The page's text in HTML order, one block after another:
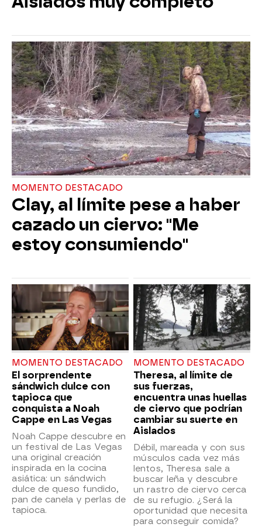
MOMENTO DESTACADO
Clay, al límite pese a haber
cazado un ciervo: "Me
estoy consumiendo"
MOMENTO DESTACADO
El sorprendente
sándwich dulce con
tapioca que
conquista a Noah
Cappe en Las Vegas
Noah Cappe descubre en
un festival de Las Vegas
una original creación
inspirada en la cocina
asiática: un sándwich
dulce de queso fundido,
pan de canela y perlas de
tapioca.
MOMENTO DESTACADO
Theresa, al límite de
sus fuerzas,
encuentra unas huellas
de ciervo que podrían
cambiar su suerte en
Aislados
Débil, mareada y con sus
músculos cada vez más
lentos, Theresa sale a
buscar leña y descubre
un rastro de ciervo cerca
de su refugio. ¿Será la
oportunidad que necesita
para conseguir comida?